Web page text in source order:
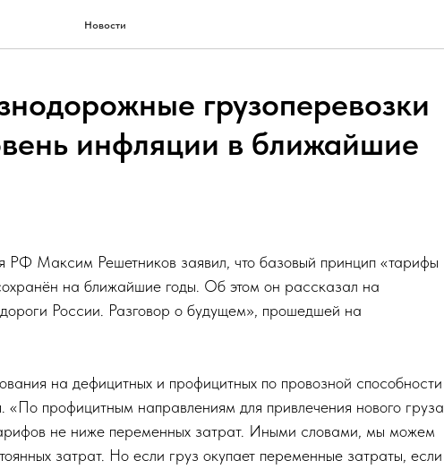
Новости
грузоперевозки
инфляции в ближайшие
РФ Максим Решетников заявил, что базовый принцип «тарифы
на ближайшие годы. Об этом он рассказал на
России. Разговор о будущем», прошедшей на
на дефицитных и профицитных по провозной способности
«По профицитным направлениям для привлечения нового груза
не ниже переменных затрат. Иными словами, мы можем
затрат. Но если груз окупает переменные затраты, если